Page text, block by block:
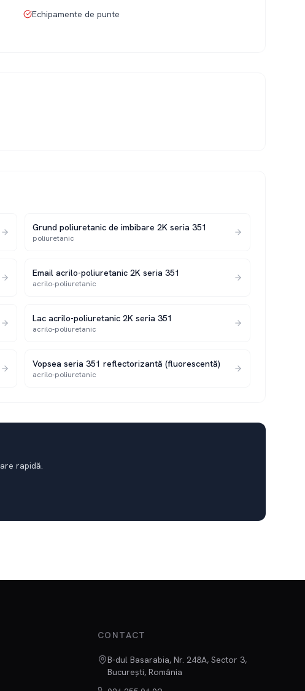
Echipamente de punte
Grund poliuretanic de imbibare 2K seria 351
poliuretanic
Email acrilo-poliuretanic 2K seria 351
acrilo-poliuretanic
Lac acrilo-poliuretanic 2K seria 351
acrilo-poliuretanic
Vopsea seria 351 reflectorizantă (fluorescentă)
acrilo-poliuretanic
rapidă.
CONTACT
B-dul Basarabia, Nr. 248A, Sector 3,
București, România